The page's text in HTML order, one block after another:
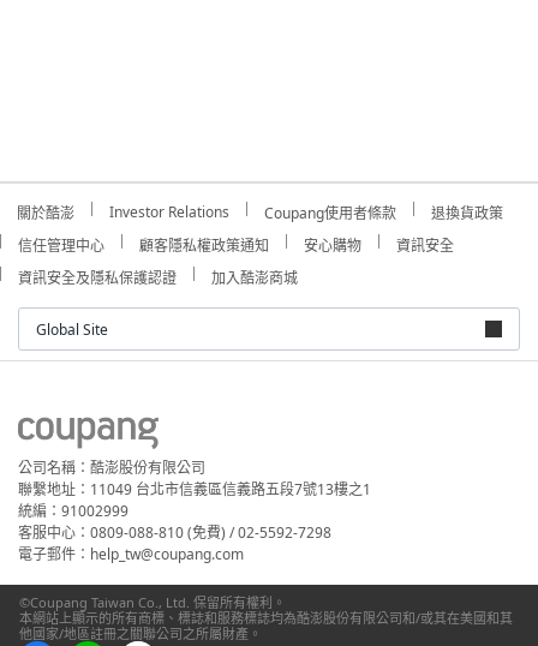
關於酷澎 Investor Relations Coupang使用者條款
退換貨政策
信任管理中心
顧客隱私權政策通知 安心購物
資訊安全
資訊安全及隱私保護認證
加入酷澎商城
Global Site
公司名稱：酷澎股份有限公司
聯繫地址：11049 台北市信義區信義路五段7號13樓之1
統編：91002999
客服中心：0809-088-810 (免費) / 02-5592-7298
電子郵件：help_tw@coupang.com
©Coupang Taiwan Co., Ltd. 保留所有權利。
本網站上顯示的所有商標、標誌和服務標誌均為酷澎股份有限公司和/或其在美國和其
他國家/地區註冊之關聯公司之所屬財產。